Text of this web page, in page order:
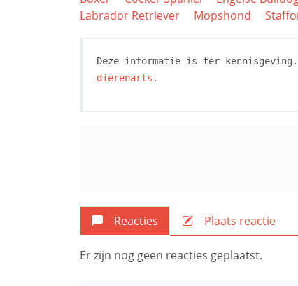
Labrador Retriever
Mopshond
Deze informatie is ter
dierenarts.
Reacties Plaats reactie
Er zijn nog geen reacties geplaatst.